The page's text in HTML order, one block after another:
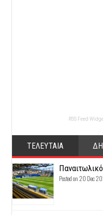
RSS Feed
ΤΕΛΕΥΤΑΙΑ
Posted on 20 Dec